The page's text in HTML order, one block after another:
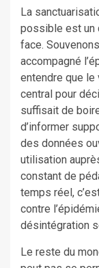
La
possible est un
face.
accompagné
entendre que le
central pour
suffisait de
d’informer
des données
utilisation
constant de
temps réel,
contre
désintégration
Le reste du